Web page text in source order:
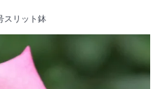
スリット鉢